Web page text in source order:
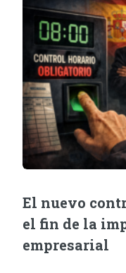
El nuevo
el fin de la
empresarial